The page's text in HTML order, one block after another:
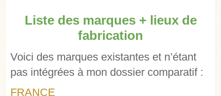
Liste des marques + lieux de
fabrication
Voici des marques existantes et n’étant
pas intégrées à mon dossier comparatif :
FRANCE